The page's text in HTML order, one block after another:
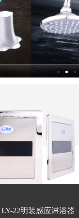
LY-22明装感应淋浴器